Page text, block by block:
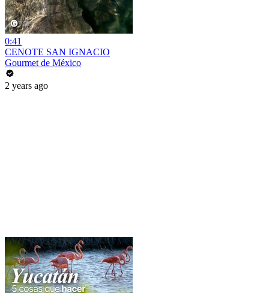
0:41
CENOTE SAN IGNACIO
Gourmet de México
2 years ago